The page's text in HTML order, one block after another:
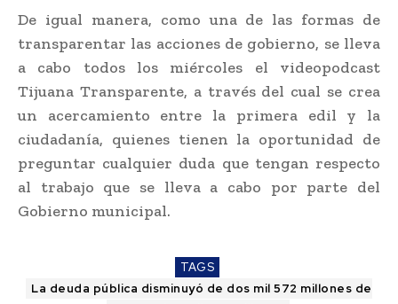
De igual manera, como una de las formas de
transparentar las acciones de gobierno, se lleva
a cabo todos los miércoles el videopodcast
Tijuana Transparente, a través del cual se crea
un acercamiento entre la primera edil y la
ciudadanía, quienes tienen la oportunidad de
preguntar cualquier duda que tengan respecto
al trabajo que se lleva a cabo por parte del
Gobierno municipal.
TAGS
La deuda pública disminuyó de dos mil 572 millones de